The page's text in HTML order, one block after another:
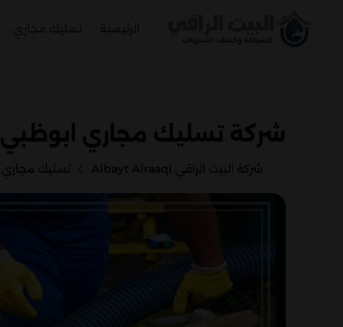
شركة تسليك مجاري ابوظبي0545892110
شركة البيت الراقي Albayt Alraaqi تسليك مجاري